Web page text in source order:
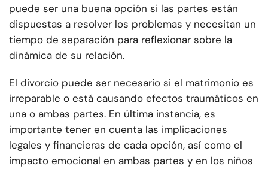
puede ser una buena opción si las partes están
dispuestas a resolver los problemas y necesitan un
tiempo de separación para reflexionar sobre la
dinámica de su relación.
El divorcio puede ser necesario si el matrimonio es
irreparable o está causando efectos traumáticos en
una o ambas partes. En última instancia, es
importante tener en cuenta las implicaciones
legales y financieras de cada opción, así como el
impacto emocional en ambas partes y en los niños